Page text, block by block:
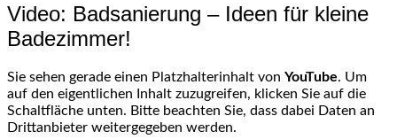
Video: Badsanierung – Ideen für kleine
Badezimmer!
Sie sehen gerade einen Platzhalterinhalt von YouTube. Um
auf den eigentlichen Inhalt zuzugreifen, klicken Sie auf die
Schaltfläche unten. Bitte beachten Sie, dass dabei Daten an
Drittanbieter weitergegeben werden.